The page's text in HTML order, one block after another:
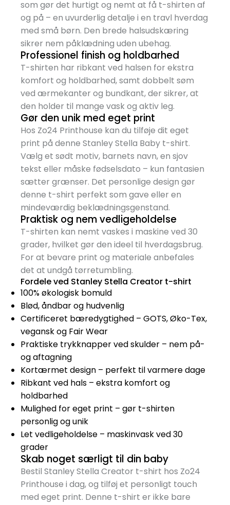
som gør det hurtigt og nemt at få t-shirten af
og på – en uvurderlig detalje i en travl hverdag
med små børn. Den brede halsudskæring
sikrer nem påklædning uden ubehag.
Professionel finish og holdbarhed
T-shirten har ribkant ved halsen for ekstra
komfort og holdbarhed, samt dobbelt søm
ved ærmekanter og bundkant, der sikrer, at
den holder til mange vask og aktiv leg.
Gør den unik med eget print
Hos Zo24 Printhouse kan du tilføje dit eget
print på denne Stanley Stella Baby t-shirt.
Vælg et sødt motiv, barnets navn, en sjov
tekst eller måske fødselsdato – kun fantasien
sætter grænser. Det personlige design gør
denne t-shirt perfekt som gave eller en
mindeværdig beklædningsgenstand.
Praktisk og nem vedligeholdelse
T-shirten kan nemt vaskes i maskine ved 30
grader, hvilket gør den ideel til hverdagsbrug.
For at bevare print og materiale anbefales
det at undgå tørretumbling.
Fordele ved Stanley Stella Creator t-shirt
100% økologisk bomuld
Blød, åndbar og hudvenlig
Certificeret bæredygtighed – GOTS, Øko-Tex,
vegansk og Fair Wear
Praktiske trykknapper ved skulder – nem på-
og aftagning
Kortærmet design – perfekt til varmere dage
Ribkant ved hals – ekstra komfort og
holdbarhed
Mulighed for eget print – gør t-shirten
personlig og unik
Let vedligeholdelse – maskinvask ved 30
grader
Skab noget særligt til din baby
Bestil Stanley Stella Creator t-shirt hos Zo24
Printhouse i dag, og tilføj et personligt touch
med eget print. Denne t-shirt er ikke bare